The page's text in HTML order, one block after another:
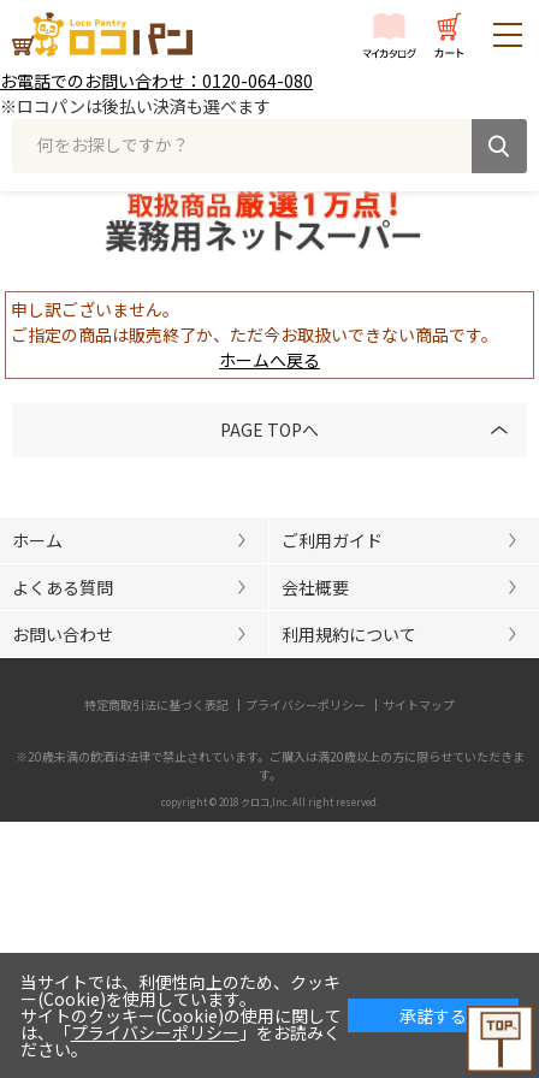
お電話でのお問い合わせ：0120-064-080
※ロコパンは後払い決済も選べます
何をお探しですか？
申し訳ございません。
ご指定の商品は販売終了か、ただ今お取扱いできない商品です。
ホームへ戻る
PAGE TOPへ
ホーム
ご利用ガイド
よくある質問
会社概要
お問い合わせ
利用規約について
特定商取引法に基づく表記 プライバシーポリシー サイトマップ
※20歳未満の飲酒は法律で禁止されています。ご購入は満20歳以上の方に限らせていただきま
す。
copyright © 2018 クロコ,Inc. All right reserved.
当サイトでは、利便性向上のため、クッキ
ー(Cookie)を使用しています。
サイトのクッキー(Cookie)の使用に関して
は、「プライバシーポリシー 」をお読みく
ださい。
承諾する